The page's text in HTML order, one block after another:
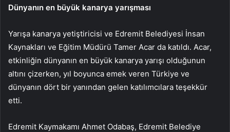
Dünyanın en büyük kanarya yarışması
Yarışa kanarya yetiştiricisi ve Edremit Belediyesi İnsan
Kaynakları ve Eğitim Müdürü Tamer Acar da katıldı. Acar,
etkinliğin dünyanın en büyük kanarya yarışı olduğunun
altını çizerken, yıl boyunca emek veren Türkiye ve
dünyanın dört bir yanından gelen katılımcılara teşekkür
etti.
Edremit Kaymakamı Ahmet Odabaş, Edremit Belediye